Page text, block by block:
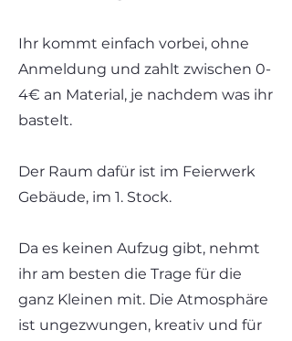
Ihr kommt einfach vorbei, ohne
Anmeldung und zahlt zwischen 0-
4€ an Material, je nachdem was ihr
bastelt.
Der Raum dafür ist im Feierwerk
Gebäude, im 1. Stock.
Da es keinen Aufzug gibt, nehmt
ihr am besten die Trage für die
ganz Kleinen mit. Die Atmosphäre
ist ungezwungen, kreativ und für